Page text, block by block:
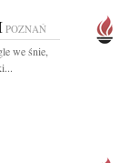
POZNAŃ
we śnie,